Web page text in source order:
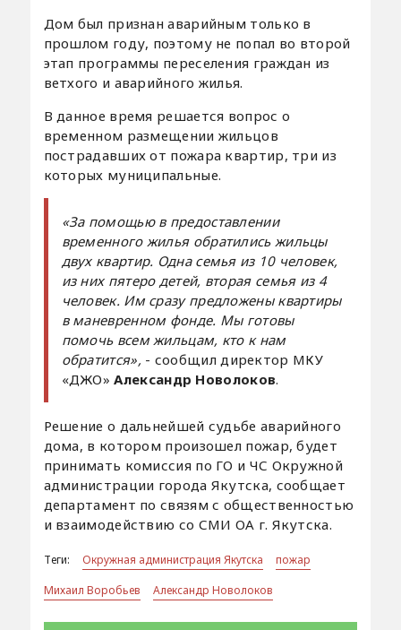
Дом был признан аварийным только в
прошлом году, поэтому не попал во второй
этап программы переселения граждан из
ветхого и аварийного жилья.
В данное время решается вопрос о
временном размещении жильцов
пострадавших от пожара квартир, три из
которых муниципальные.
«За помощью в предоставлении
временного жилья обратились жильцы
двух квартир. Одна семья из 10 человек,
из них пятеро детей, вторая семья из 4
человек. Им сразу предложены квартиры
в маневренном фонде. Мы готовы
помочь всем жильцам, кто к нам
обратится», - сообщил директор МКУ
«ДЖО»Александр Новолоков.
Решение о дальнейшей судьбе аварийного
дома, в котором произошел пожар, будет
принимать комиссия по ГО и ЧС Окружной
администрации города Якутска, сообщает
департамент по связям с общественностью
и взаимодействию со СМИ ОА г. Якутска.
Теги: Окружная администрация Якутска
пожар
Михаил Воробьев
Александр Новолоков